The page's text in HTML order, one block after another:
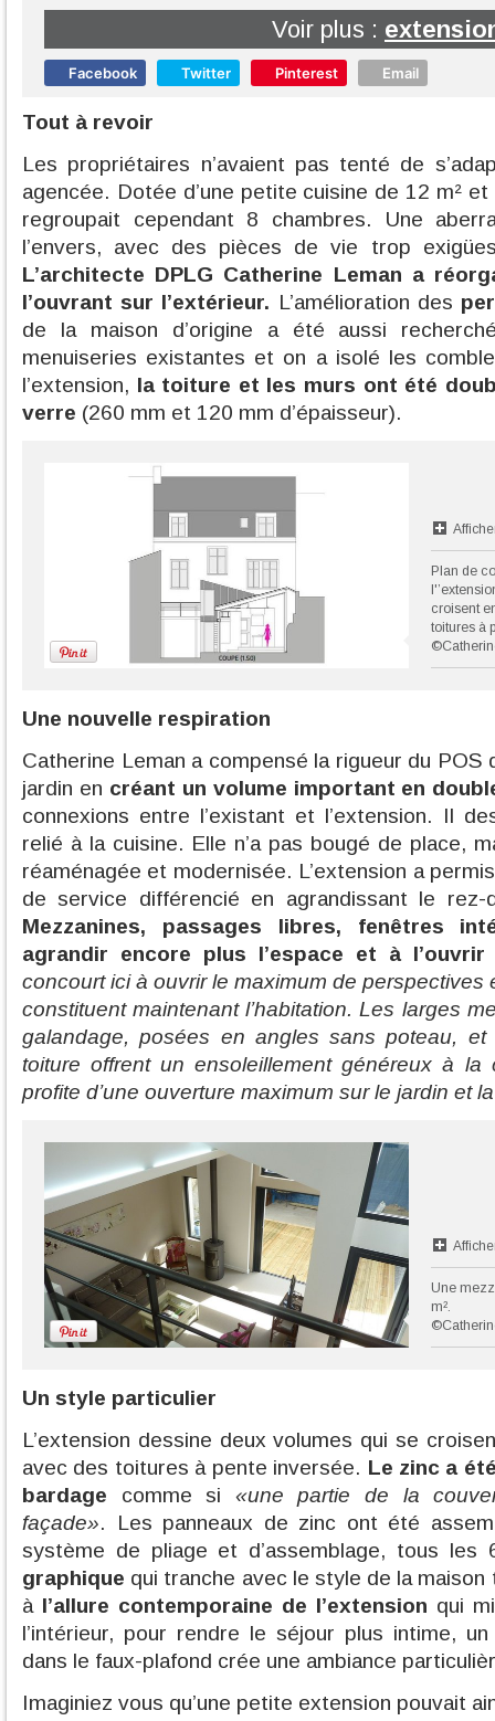
Voir plus :
Facebook Twitter Pinterest Email
Tout à revoir
Les propriétaires n’avaient pas tenté de
agencée. Dotée d’une petite cuisine de 12 m² et
regroupait cependant 8 chambres. Une
l’envers, avec des pièces de vie trop
L’architecte DPLG Catherine Leman a
l’ouvrant sur l’extérieur. L’amélioration des
de la maison d’origine a été aussi
menuiseries existantes et on a isolé les
l’extension, la toiture et les murs ont été
verre (260 mm et 120 mm d’épaisseur).
Plan de
croisent
toitures à
Une nouvelle respiration
Catherine Leman a compensé la rigueur du POS
jardin en créant un volume important en
connexions entre l’existant et l’extension. Il
relié à la cuisine. Elle n’a pas bougé de place,
réaménagée et modernisée. L’extension a
de service différencié en agrandissant le rez-
Mezzanines, passages libres, fenêtres
agrandir encore plus l’espace et à l’ouvrir
concourt ici à ouvrir le maximum de perspectives
constituent maintenant l’habitation. Les larges
galandage, posées en angles sans poteau,
toiture offrent un ensoleillement généreux à
profite d’une ouverture maximum sur le jardin et
Une
m².
Un style particulier
L’extension dessine deux volumes qui se
avec des toitures à pente inversée. Le zinc a
bardage comme si «une partie de la
façade». Les panneaux de zinc ont été
système de pliage et d’assemblage, tous
graphique qui tranche avec le style de la
à l’allure contemporaine de l’extension qui
l’intérieur, pour rendre le séjour plus intime,
dans le faux-plafond crée une ambiance
Imaginiez vous qu’une petite extension pouvait